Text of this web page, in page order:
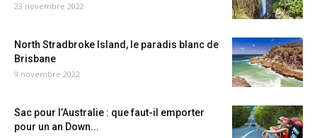
23 novembre 2022
North Stradbroke Island, le paradis blanc de
Brisbane
9 novembre 2022
Sac pour l’Australie : que faut-il emporter
pour un an Down...